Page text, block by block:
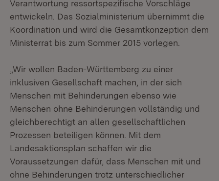
Verantwortung ressortspezifische Vorschläge
entwickeln. Das Sozialministerium übernimmt die
Koordination und wird die Gesamtkonzeption dem
Ministerrat bis zum Sommer 2015 vorlegen.
„Wir wollen Baden-Württemberg zu einer
inklusiven Gesellschaft machen, in der sich
Menschen mit Behinderungen ebenso wie
Menschen ohne Behinderungen vollständig und
gleichberechtigt an allen gesellschaftlichen
Prozessen beteiligen können. Mit dem
Landesaktionsplan schaffen wir die
Voraussetzungen dafür, dass Menschen mit und
ohne Behinderungen trotz unterschiedlicher